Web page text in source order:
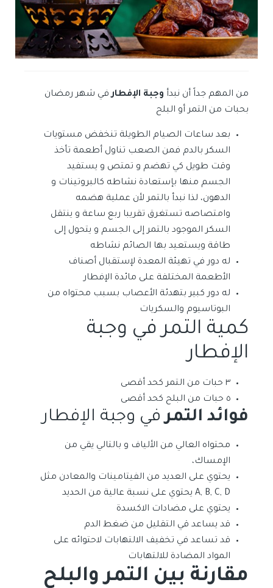
من المهم جداً أن نبدأ وجبة الإفطارفي شهر رمضان
بحبات من التمر أو البلح
بعد ساعات الصيام الطويلة تنخفض مستويات
السكر بالدم فمن الصعب تناول أطعمة تأخذ
وقت طويل كي تهضم و تمتص و يستفيد
الجسم منها بإستعادة نشاطه كالبروتينات و
الدهون، لذا نبدأ بالتمر لأن عملية هضمه
وامتصاصه تستغرق تقريبا ربع ساعة و ينتقل
السكر الموجود بالتمر إلى الجسم و يتحول إلى
طاقة ويستعيد بها الصائم نشاطه
له دور في تهيئة المعدة لإستقبال أصناف
الأطعمة المختلفة على مائدة الإفطار
له دور كبير بتهدئة الأعصاب بسبب محتواه من
البوتاسيوم والسكريات
كمية التمر في وجبة
الإفطار
٣ حبات من التمر كحد أقصى
٥ حبات من البلح كحد أقصى
فوائد التمرفي وجبة الإفطار
محتواه العالي من الألياف و بالتالي يقي من
الإمساك،
يحتوي على العديد من الفيتامينات والمعادن مثل
A, B, C, D يحتوي على نسبة عالية من الحديد
يحتوي على مضادات الاكسدة
قد يساعد قي التقليل من ضغط الدم
قد تساعد في تخفيف الالتهابات لاحتوائه على
المواد المضادة للالتهابات
مقارنة بين التمر والبلح